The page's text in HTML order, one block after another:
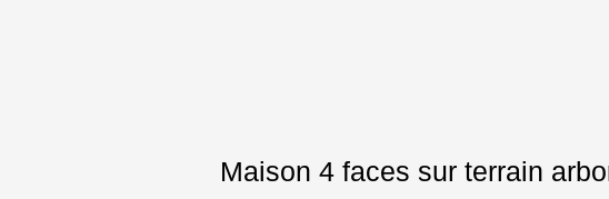
Maison 4 faces sur terrain